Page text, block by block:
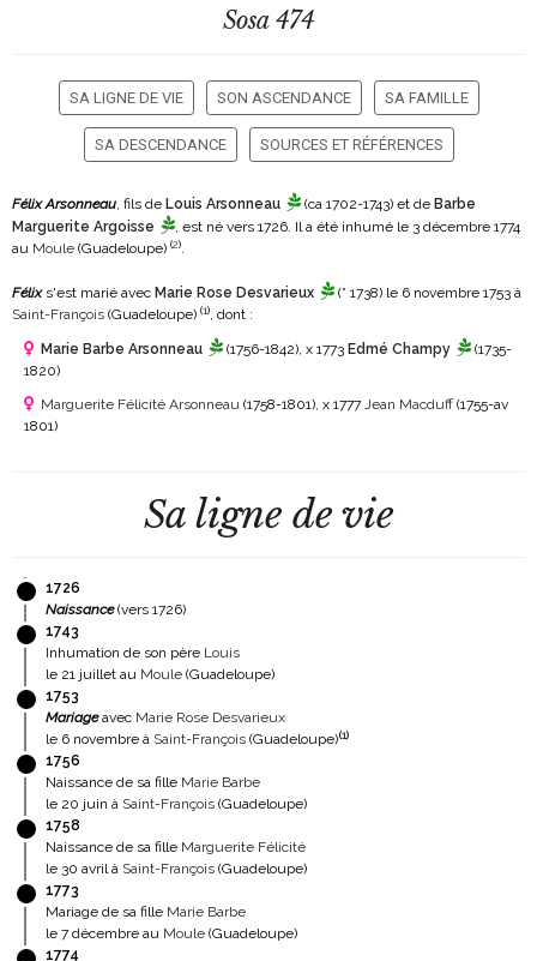
Sosa 474
SA LIGNE DE VIE SON ASCENDANCE SA FAMILLE
SA DESCENDANCE SOURCES ET RÉFÉRENCES
Félix Arsonneau, fils de Louis Arsonneau (ca 1702-1743) et de Barbe
Marguerite Argoisse
, est né vers 1726. Il a été inhumé le 3 décembre 1774
au Moule (Guadeloupe) (2).
Félixs'est marié avec Marie Rose Desvarieux (° 1738) le 6 novembre 1753 à
Saint-François (Guadeloupe) (1), dont :
Marie Barbe Arsonneau (1756-1842), x 1773 Edmé Champy
(1735-
1820)
Marguerite Félicité Arsonneau (1758-1801), x 1777 Jean Macduff (1755-av
1801)
Sa ligne de vie
1726
Naissance(vers 1726)
1743
Inhumation de son père Louis
le 21 juillet au Moule (Guadeloupe)
1753
Mariageavec Marie Rose Desvarieux
le 6 novembre à Saint-François (Guadeloupe)(1)
1756
Naissance de sa fille Marie Barbe
le 20 juin à Saint-François (Guadeloupe)
1758
Naissance de sa fille Marguerite Félicité
le 30 avril à Saint-François (Guadeloupe)
1773
Mariage de sa fille Marie Barbe
le 7 décembre au Moule (Guadeloupe)
1774